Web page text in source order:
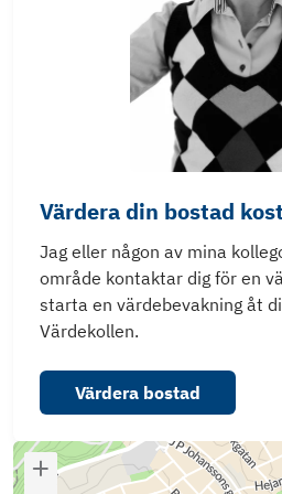
Värdera din bostad
Jag eller någon av mina
område kontaktar dig för en
starta en värdebevakning åt
Värdekollen.
Värdera bostad